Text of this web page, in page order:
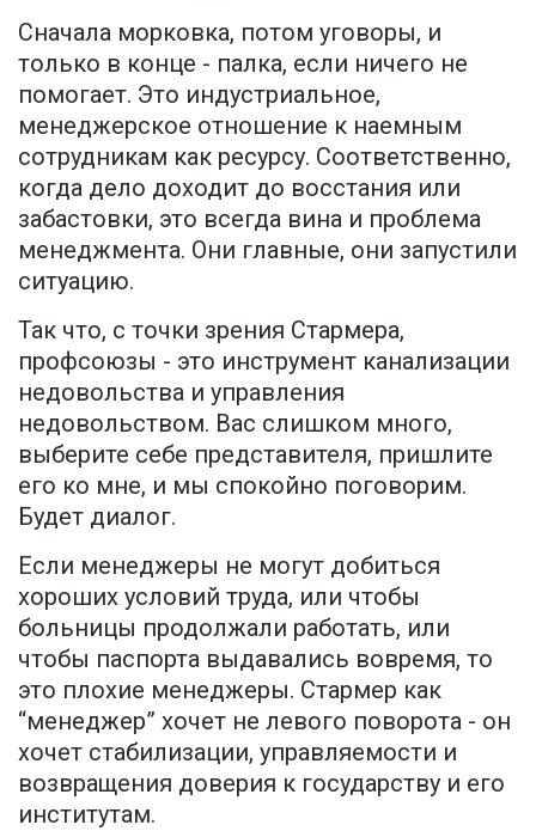
Сначала морковка, потом уговоры, и
только в конце - палка, если ничего не
помогает. Это индустриальное,
менеджерское отношение к наемным
сотрудникам как ресурсу. Соответственно,
когда дело доходит до восстания или
забастовки, это всегда вина и проблема
менеджмента. Они главные, они запустили
ситуацию.
Так что, с точки зрения Стармера,
профсоюзы - это инструмент канализации
недовольства и управления
недовольством. Вас слишком много,
выберите себе представителя, пришлите
его ко мне, и мы спокойно поговорим.
Будет диалог.
Если менеджеры не могут добиться
хороших условий труда, или чтобы
больницы продолжали работать, или
чтобы паспорта выдавались вовремя, то
это плохие менеджеры. Стармер как
“менеджер” хочет не левого поворота - он
хочет стабилизации, управляемости и
возвращения доверия к государству и его
институтам.